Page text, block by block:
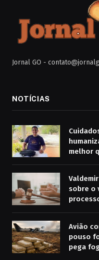
Jornal GO -
NOTÍCIAS
melhor
sobre o
Avião
pouso
pega